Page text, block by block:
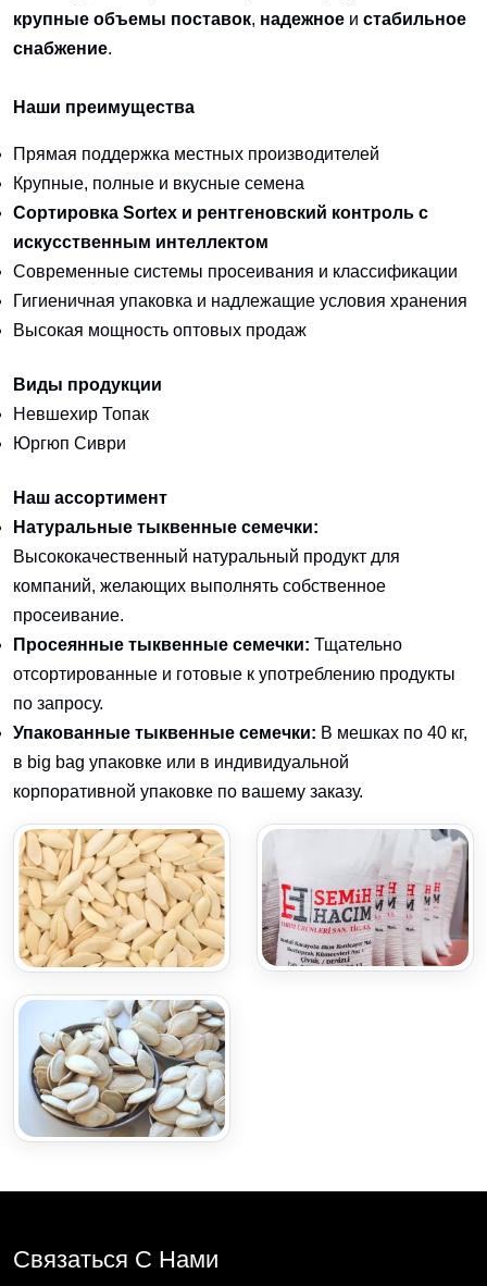
крупные объемы поставок, надежное и стабильное
снабжение.
Наши преимущества
Прямая поддержка местных производителей
Крупные, полные и вкусные семена
Сортировка Sortex и рентгеновский контроль с
искусственным интеллектом
Современные системы просеивания и классификации
Гигиеничная упаковка и надлежащие условия хранения
Высокая мощность оптовых продаж
Виды продукции
Невшехир Топак
Юргюп Сиври
Наш ассортимент
Натуральные тыквенные семечки:
Высококачественный натуральный продукт для
компаний, желающих выполнять собственное
просеивание.
Просеянные тыквенные семечки: Тщательно
отсортированные и готовые к употреблению продукты
по запросу.
Упакованные тыквенные семечки: В мешках по 40 кг,
в big bag упаковке или в индивидуальной
корпоративной упаковке по вашему заказу.
Связаться С Нами